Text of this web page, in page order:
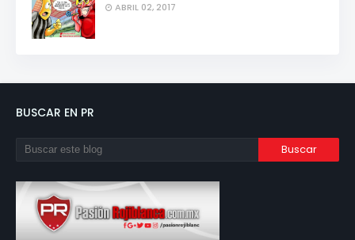
ABRIL 02, 2017
BUSCAR EN PR